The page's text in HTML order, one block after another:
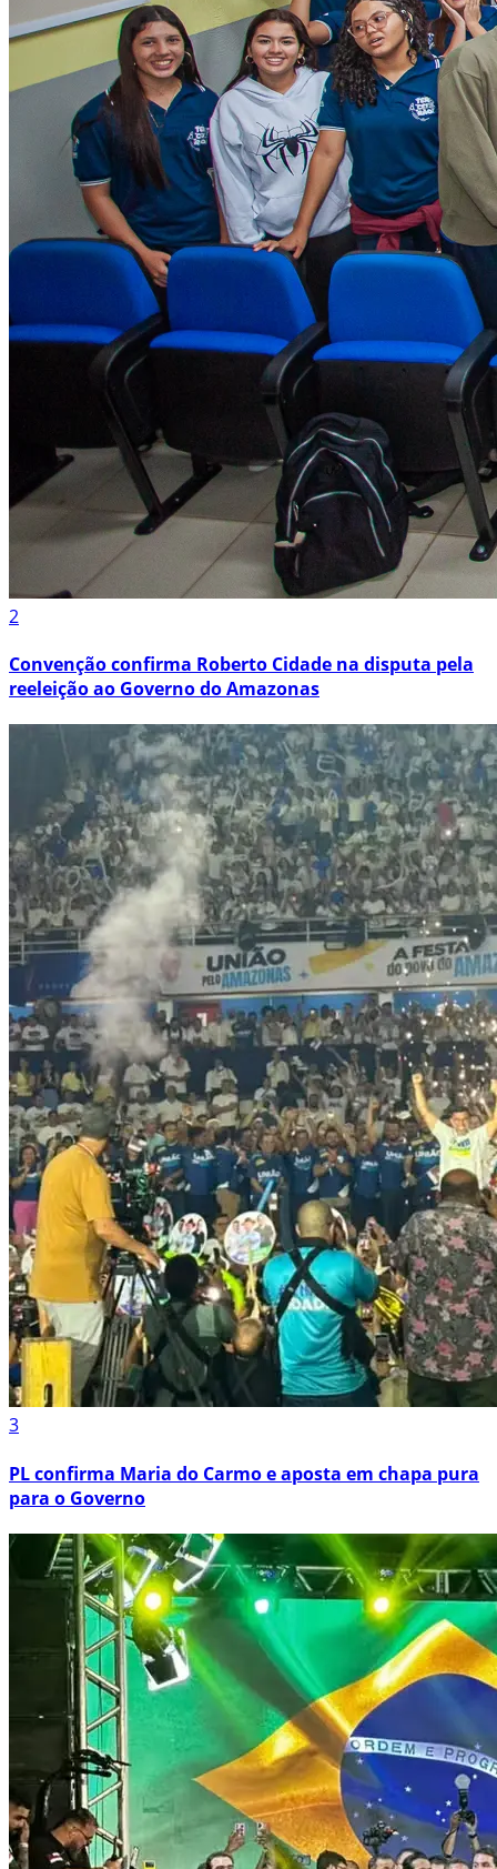
2
Convenção confirma Roberto Cidade na disputa pela
reeleição ao Governo do Amazonas
3
PL confirma Maria do Carmo e aposta em chapa pura
para o Governo